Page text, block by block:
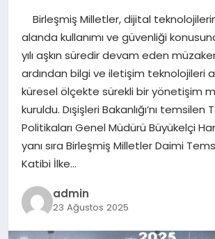
SAĞLIK
SIYASET
SPOR
TEKNOLOJI
YAŞAM
Birleşmiş Milletler, dijital
alanda kullanımı ve güvenliği
yılı aşkın süredir devam eden
ardından bilgi ve iletişim teknolojileri
küresel ölçekte sürekli bir yönetişim
kuruldu. Dışişleri Bakanlığı’nı temsilen
Politikaları Genel Müdürü Büyükelçi
yanı sıra Birleşmiş Milletler Daimi
Katibi İlke…
admin
23 Ağustos 2025